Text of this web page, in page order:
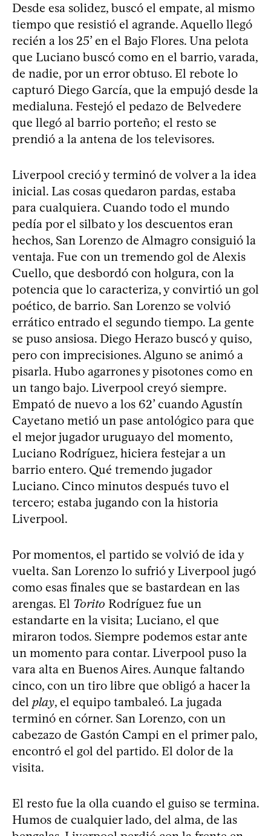
Desde esa solidez, buscó el empate, al mismo
tiempo que resistió el agrande. Aquello llegó
recién a los 25’ en el Bajo Flores. Una pelota
que Luciano buscó como en el barrio, varada,
de nadie, por un error obtuso. El rebote lo
capturó Diego García, que la empujó desde la
medialuna. Festejó el pedazo de Belvedere
que llegó al barrio porteño; el resto se
prendió a la antena de los televisores.
Liverpool creció y terminó de volver a la idea
inicial. Las cosas quedaron pardas, estaba
para cualquiera. Cuando todo el mundo
pedía por el silbato y los descuentos eran
hechos, San Lorenzo de Almagro consiguió la
ventaja. Fue con un tremendo gol de Alexis
Cuello, que desbordó con holgura, con la
potencia que lo caracteriza, y convirtió un gol
poético, de barrio. San Lorenzo se volvió
errático entrado el segundo tiempo. La gente
se puso ansiosa. Diego Herazo buscó y quiso,
pero con imprecisiones. Alguno se animó a
pisarla. Hubo agarrones y pisotones como en
un tango bajo. Liverpool creyó siempre.
Empató de nuevo a los 62’ cuando Agustín
Cayetano metió un pase antológico para que
el mejor jugador uruguayo del momento,
Luciano Rodríguez, hiciera festejar a un
barrio entero. Qué tremendo jugador
Luciano. Cinco minutos después tuvo el
tercero; estaba jugando con la historia
Liverpool.
Por momentos, el partido se volvió de ida y
vuelta. San Lorenzo lo sufrió y Liverpool jugó
como esas finales que se bastardean en las
arengas. El Torito Rodríguez fue un
estandarte en la visita; Luciano, el que
miraron todos. Siempre podemos estar ante
un momento para contar. Liverpool puso la
vara alta en Buenos Aires. Aunque faltando
cinco, con un tiro libre que obligó a hacer la
del play, el equipo tambaleó. La jugada
terminó en córner. San Lorenzo, con un
cabezazo de Gastón Campi en el primer palo,
encontró el gol del partido. El dolor de la
visita.
El resto fue la olla cuando el guiso se termina.
Humos de cualquier lado, del alma, de las